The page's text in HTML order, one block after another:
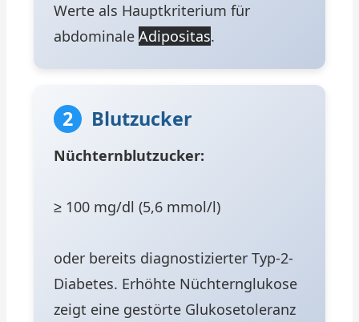
Werte als Hauptkriterium für
abdominale Adipositas.
2 Blutzucker
Nüchternblutzucker:
≥ 100 mg/dl (5,6 mmol/l)
oder bereits diagnostizierter Typ-2-
Diabetes. Erhöhte Nüchternglukose
zeigt eine gestörte Glukosetoleranz